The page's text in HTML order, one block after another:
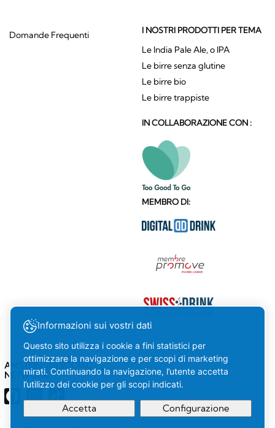
Domande Frequenti I NOSTRI PRODOTTI PER TEMA
Le India Pale Ale, o IPA
Le birre senza glutine
Le birre bio
Le birre trappiste
IN COLLABORAZIONE CON :
MEMBRO DI:
AMSTEIN SUI SOCIAL
NETWORK
Informazioni sui vostri dati
Questo sito utilizza i cookie a fini statistici per
ottimizzare la navigazione e per scopi di marketing
mirati. Continuando la navigazione, l’utente accetta
l’utilizzo dei cookie per gli scopi indicati.
Accetta Configurazione